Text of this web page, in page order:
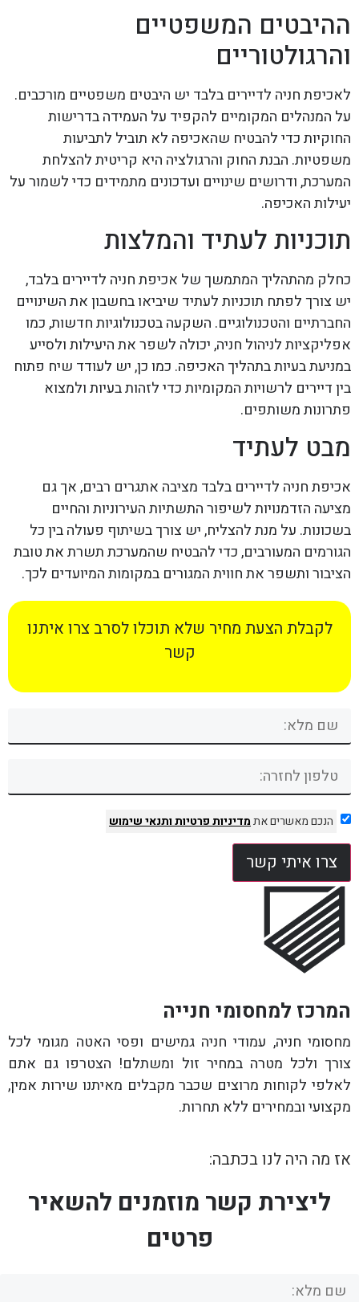
ההיבטים המשפטיים
והרגולטוריים
לאכיפת חניה לדיירים בלבד יש היבטים משפטיים מורכבים.
על המנהלים המקומיים להקפיד על העמידה בדרישות
החוקיות כדי להבטיח שהאכיפה לא תוביל לתביעות
משפטיות. הבנת החוק והרגולציה היא קריטית להצלחת
המערכת, ודרושים שינויים ועדכונים מתמידים כדי לשמור על
יעילות האכיפה.
תוכניות לעתיד והמלצות
כחלק מהתהליך המתמשך של אכיפת חניה לדיירים בלבד,
יש צורך לפתח תוכניות לעתיד שיביאו בחשבון את השינויים
החברתיים והטכנולוגיים. השקעה בטכנולוגיות חדשות, כמו
אפליקציות לניהול חניה, יכולה לשפר את היעילות ולסייע
במניעת בעיות בתהליך האכיפה. כמו כן, יש לעודד שיח פתוח
בין דיירים לרשויות המקומיות כדי לזהות בעיות ולמצוא
פתרונות משותפים.
מבט לעתיד
אכיפת חניה לדיירים בלבד מציבה אתגרים רבים, אך גם
מציעה הזדמנויות לשיפור התשתיות העירוניות והחיים
בשכונות. על מנת להצליח, יש צורך בשיתוף פעולה בין כל
הגורמים המעורבים, כדי להבטיח שהמערכת תשרת את טובת
הציבור ותשפר את חווית המגורים במקומות המיועדים לכך.
לקבלת הצעת מחיר שלא תוכלו לסרב צרו איתנו
קשר
הנכם מאשרים אתמדיניות פרטיותותנאי שימוש
צרו איתי קשר
המרכז למחסומי חנייה
מחסומי חניה, עמודי חניה גמישים ופסי האטה מגומי לכל
צורך ולכל מטרה במחיר זול ומשתלם! הצטרפו גם אתם
לאלפי לקוחות מרוצים שכבר מקבלים מאיתנו שירות אמין,
מקצועי ובמחירים ללא תחרות.
אז מה היה לנו בכתבה:
ליצירת קשר מוזמנים להשאיר
פרטים